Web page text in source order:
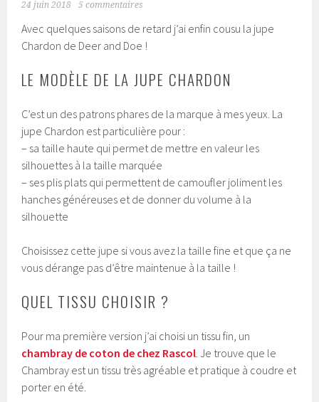
24 juin 2018 5 commentaires
Avec quelques saisons de retard j’ai enfin cousu la jupe
Chardon de Deer and Doe !
LE MODÈLE DE LA JUPE CHARDON
C’est un des patrons phares de la marque à mes yeux. La
jupe Chardon est particulière pour :
– sa taille haute qui permet de mettre en valeur les
silhouettes à la taille marquée
– ses plis plats qui permettent de camoufler joliment les
hanches généreuses et de donner du volume à la
silhouette
Choisissez cette jupe si vous avez la taille fine et que ça ne
vous dérange pas d’être maintenue à la taille !
QUEL TISSU CHOISIR ?
Pour ma première version j’ai choisi un tissu fin, un
chambray de coton de chez Rascol . Je trouve que le
Chambray est un tissu très agréable et pratique à coudre et
porter en été.